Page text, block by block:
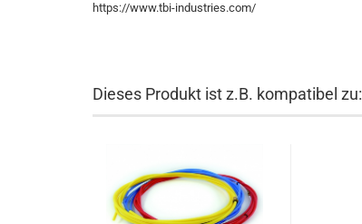
https://www.tbi-industries.com/
Dieses Produkt ist z.B. kompatibel zu: